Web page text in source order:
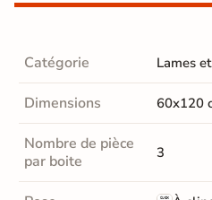
Catégorie Lames
Dimensions 60x120
Nombre de pièce
par boite
3